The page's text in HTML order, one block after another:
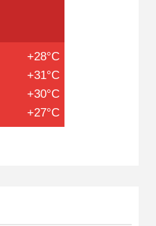
+28°C
+31°C
+30°C
+27°C